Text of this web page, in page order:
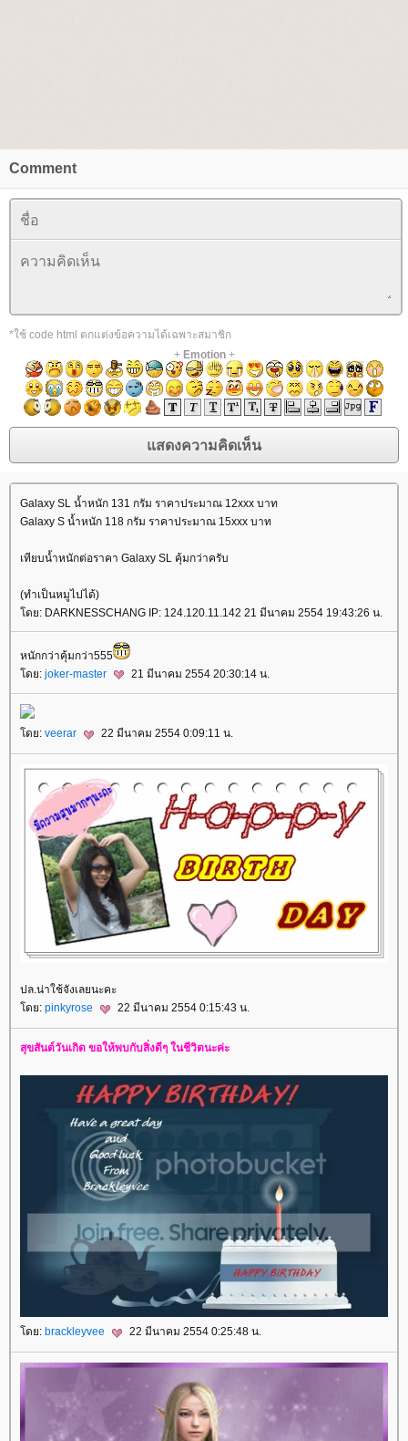
Comment
*ใช้ code html ตกแต่งข้อความได้เฉพาะสมาชิก
+ Emotion+
Galaxy SL น้ำหนัก 131 กรัม ราคาประมาณ 12xxx บาท
Galaxy S น้ำหนัก 118 กรัม ราคาประมาณ 15xxx บาท
เทียบน้ำหนักต่อราคา Galaxy SL คุ้มกว่าครับ
(ทำเป็นหมูไปได้)
ดย: DARKNESSCHANG IP: 124.120.11.142 21 มีนาคม 2554 19:43:26 น.
หนักกว่าคุ้มกว่า555
ดย: joker-master 21 มีนาคม 2554 20:30:14 น.
ดย: veerar 22 มีนาคม 2554 0:09:11 น.
ปล.น่าใช้จังเลยนะคะ
ดย: pinkyrose 22 มีนาคม 2554 0:15:43 น.
สุขสันต์วันเกิด ขอให้พบกับสิ่งดีๆ ในชีวิตนะค่ะ
ดย: brackleyvee 22 มีนาคม 2554 0:25:48 น.